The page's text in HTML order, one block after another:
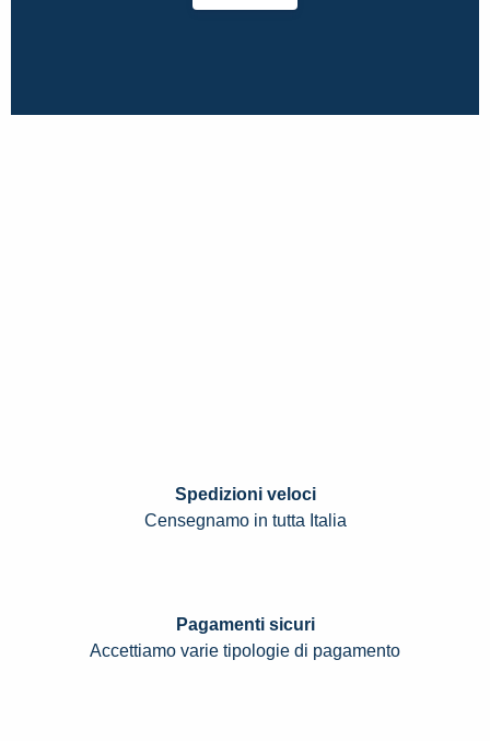
Spedizioni veloci
Censegnamo in tutta Italia
Pagamenti sicuri
Accettiamo varie tipologie di pagamento